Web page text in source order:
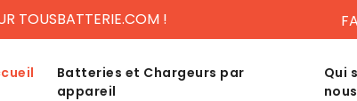
TOUSBATTERIE.COM !
Batteries et Chargeurs par
appareil
Qui
nous